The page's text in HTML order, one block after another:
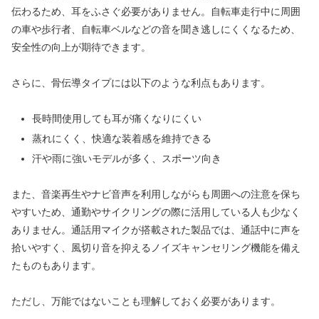
伝わるため、耳をふさぐ必要がありません。自転車走行中に周囲
の車や歩行者、自転車ベルなどの音を聞き逃しにくくなるため、
安全性の向上が期待できます。
さらに、骨伝導タイプには以下のような利点もあります。
長時間使用しても耳が痛くなりにくい
蒸れにくく、快適な装着感を維持できる
汗や雨に強いモデルが多く、スポーツ向き
また、音楽再生やナビ音声を利用しながらも周囲への注意を保ち
やすいため、通勤やサイクリングの際に活用している人も少なく
ありません。通話用マイクが搭載された製品では、通話中に声を
拾いやすく、風切り音を抑えるノイズキャンセリング機能を備え
たものもあります。
ただし、万能ではないことも理解しておく必要があります。